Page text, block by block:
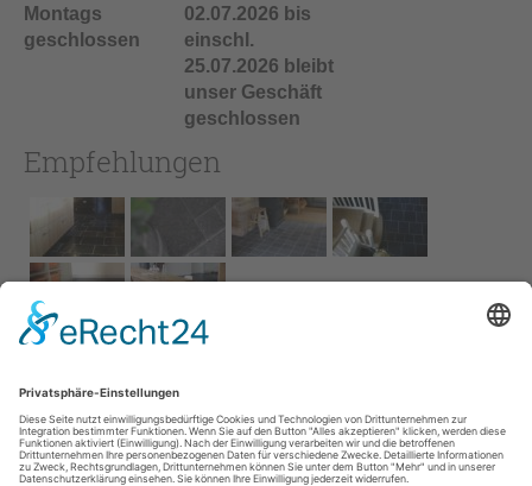
Montags
geschlossen
02.07.2026 bis
einschl.
25.07.2026 bleibt
unser Geschäft
geschlossen
Empfehlungen
Impressum
AGB